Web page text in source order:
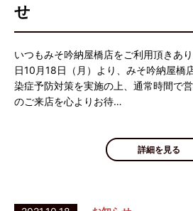
せ
いつもみそ吟納屋橋店をご利用頂きあ
日10月18日（月）より、みそ吟納屋橋
染症予防対策を実施の上、通常時間で
のご来店を心よりお待…
詳細を見る